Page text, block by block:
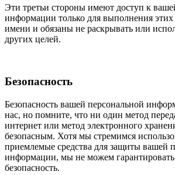
Эти третьи стороны имеют доступ к
информации только для выполнения этих
имени и обязаны не раскрывать или
других целей.
Безопасность
Безопасность вашей персональной
нас, но помните, что ни один метод
интернет или метод электронного
безопасным. Хотя мы стремимся
приемлемые средства для защиты вашей
информации, мы не можем
безопасность.